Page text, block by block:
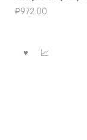
₽972.00